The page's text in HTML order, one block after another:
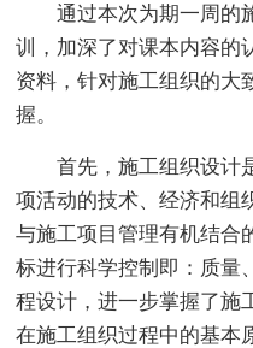
通过本次为期一周的
训，加深了对课本内容的
资料，针对施工组织的大
握。
首先，施工组织设计
项活动的技术、经济和组
与施工项目管理有机结合
标进行科学控制即：质量
程设计，进一步掌握了施
在施工组织过程中的基本